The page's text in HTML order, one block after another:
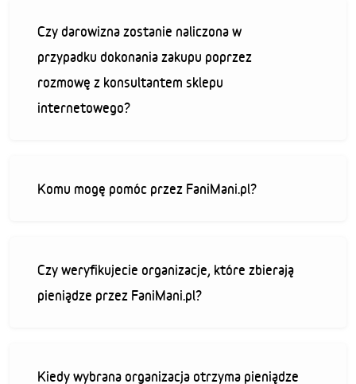
Czy darowizna zostanie naliczona w
przypadku dokonania zakupu poprzez
rozmowę z konsultantem sklepu
internetowego?
Komu mogę pomóc przez FaniMani.pl?
Czy weryfikujecie organizacje, które zbierają
pieniądze przez FaniMani.pl?
Kiedy wybrana organizacja otrzyma pieniądze